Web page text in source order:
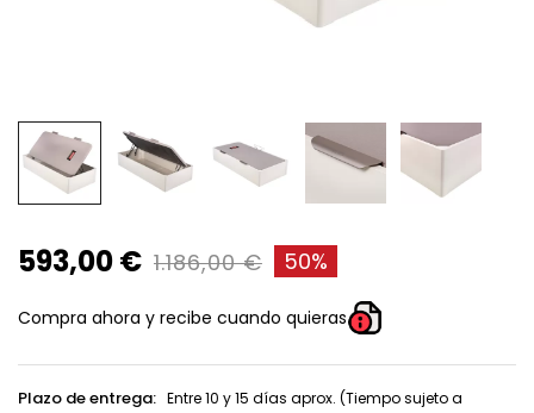
593,00 € 1.186,00 € 50%
Compra ahora y recibe cuando quieras
Plazo de entrega: Entre 10 y 15 días aprox. (Tiempo sujeto a